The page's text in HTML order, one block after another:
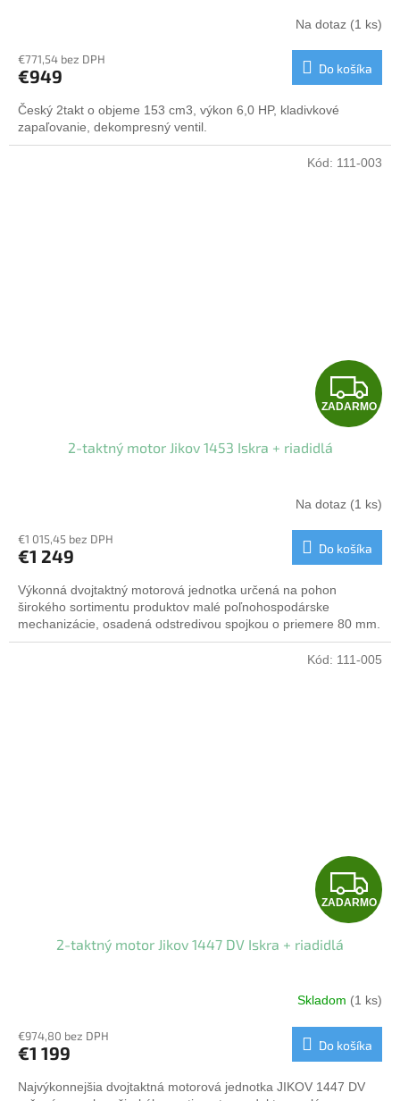
A
R
M
Na dotaz (1 ks)
€771,54 bez DPH
€949 Do košíka
Český 2takt o objeme 153 cm3, výkon 6,0 HP, kladivkové
zapaľovanie, dekompresný ventil.
Z
A
A
R
M
O
ZADARMO
2-taktný motor Jikov 1453 Iskra + riadidlá
Na dotaz (1 ks)
€1 015,45 bez DPH
€1 249 Do košíka
Výkonná dvojtaktný motorová jednotka určená na pohon
širokého sortimentu produktov malé poľnohospodárske
mechanizácie, osadená odstredivou spojkou o priemere 80 mm.
Kód: 111-003
Z
A
A
R
M
ZADARMO
2-taktný motor Jikov 1447 DV Iskra + riadidlá
Skladom (1 ks)
€974,80 bez DPH
€1 199 Do košíka
Najvýkonnejšia dvojtaktná motorová jednotka JIKOV 1447 DV
Kód: 111-005